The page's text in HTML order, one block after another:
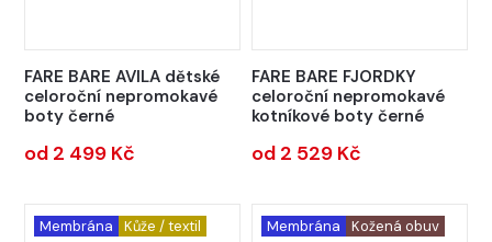
FARE BARE AVILA dětské
celoroční nepromokavé
boty černé
od 2 499 Kč
FARE BARE FJORDKY
celoroční nepromokavé
kotníkové boty černé
od 2 529 Kč
Membrána Kůže / textil Membrána Kožená obuv